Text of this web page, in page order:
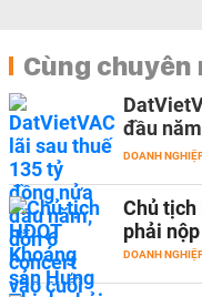
Cùng chuyên
đầu
DOANH
Chủ tịch
phải
DOANH